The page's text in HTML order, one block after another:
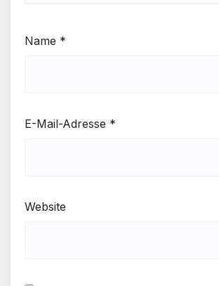
Name *
E-Mail-Adresse *
Website